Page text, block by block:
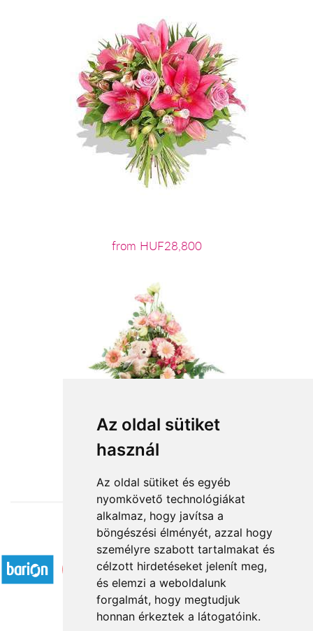
Az oldal sütiket
használ
Az oldal sütiket és egyéb
nyomkövető technológiákat
alkalmaz, hogy javítsa a
böngészési élményét, azzal hogy
személyre szabott tartalmakat és
célzott hirdetéseket jelenít meg,
és elemzi a weboldalunk
forgalmát, hogy megtudjuk
honnan érkeztek a látogatóink.
from HUF28,800
from HUF30,400
Accepted payment methods